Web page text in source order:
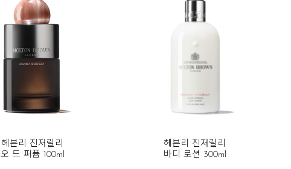
헤븐리 진저릴리
오 드 퍼퓸 100ml
헤븐리 진저릴리
바디 로션 300ml